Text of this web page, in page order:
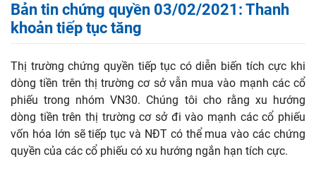
Bản tin chứng quyền 03/02/2021: Thanh
khoản tiếp tục tăng
Thị trường chứng quyền tiếp tục có diễn biến tích cực khi
dòng tiền trên thị trường cơ sở vẫn mua vào mạnh các cổ
phiếu trong nhóm VN30. Chúng tôi cho rằng xu hướng
dòng tiền trên thị trường cơ sở đi vào mạnh các cổ phiếu
vốn hóa lớn sẽ tiếp tục và NĐT có thể mua vào các chứng
quyền của các cổ phiếu có xu hướng ngắn hạn tích cực.